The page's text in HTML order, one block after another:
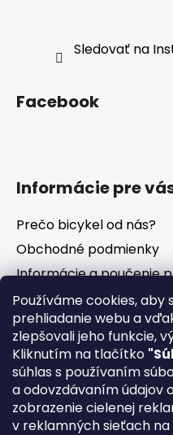
Používáme cookies, aby
prehliadanie webu a
zlepšovali jeho funkcie,
Kliknutím na tlačítko
súhlas s používaním
a odovzdávaním údajov
zobrazenie cielenej
v reklamných sieťach
Sledovať na
Facebook
Informácie pre
Prečo bicykel od nás?
Obchodné podmienky
Informácie a poučenie
Vrátenie tovaru -
Ochrana osobných
Súbory cookies
Formuláre na stiahnutie
Reklamačný poriadok
Napíšte nám